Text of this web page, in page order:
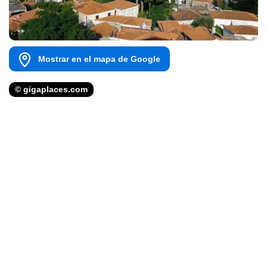
Mostrar en el mapa de Google
© gigaplaces.com